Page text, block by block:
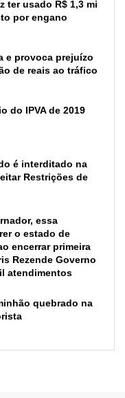
ter usado R$ 1,3 mi
por engano
e provoca prejuízo
de reais ao tráfico
do IPVA de 2019
é interditado na
Restrições de
essa
o estado de
encerrar primeira
Rezende Governo
atendimentos
quebrado na